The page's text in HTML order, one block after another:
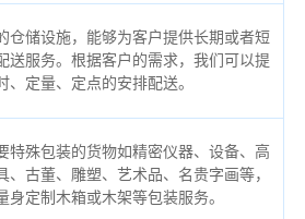
仓储设施，能够为客户提供长期或者短
送服务。根据客户的需求，我们可以提
、定量、定点的安排配送。
特殊包装的货物如精密仪器、设备、高
、古董、雕塑、艺术品、名贵字画等，
身定制木箱或木架等包装服务。